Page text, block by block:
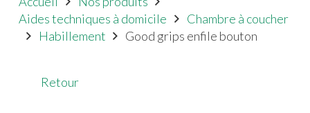
Aides techniques à domicile
Chambre à coucher
Habillement
Good grips enfile bouton
Retour